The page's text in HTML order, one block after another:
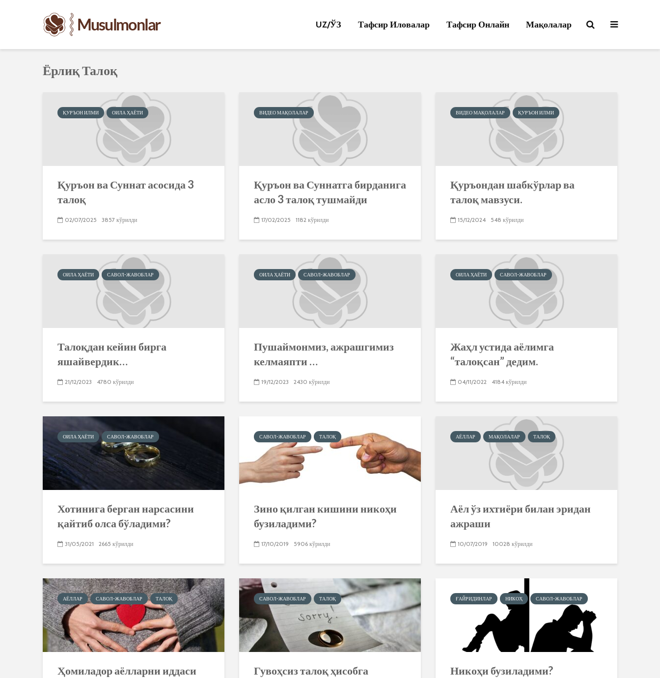
UZ/ЎЗ Тафсир Иловалар Тафсир Онлайн Мақолалар
Ёрлиқ Талоқ
ҚУРЪОН ИЛМИ ОИЛА ҲАЁТИ
Қуръон ва Суннат асосида 3
талоқ
02/07/2025 3857 кўрилди
ВИДЕО МАҚОЛАЛАР
Қуръон ва Суннатга бирданига
асло 3 талоқ тушмайди
17/02/2025 1182 кўрилди
ВИДЕО МАҚОЛАЛАР ҚУРЪОН ИЛМИ
Қуръондан шабкўрлар ва
талоқ мавзуси.
15/12/2024 548 кўрилди
ОИЛА ҲАЁТИ САВОЛ-ЖАВОБЛАР
Талоқдан кейин бирга
яшайвердик…
21/12/2023 4780 кўрилди
ОИЛА ҲАЁТИ САВОЛ-ЖАВОБЛАР
Пушаймонмиз, ажрашгимиз
келмаяпти …
19/12/2023 2430 кўрилди
ОИЛА ҲАЁТИ САВОЛ-ЖАВОБЛАР
Жаҳл устида аёлимга
“талоқсан” дедим.
04/11/2022 4184 кўрилди
ОИЛА ҲАЁТИ САВОЛ-ЖАВОБЛАР
Хотинига берган нарсасини
қайтиб олса бўладими?
31/05/2021 2665 кўрилди
САВОЛ-ЖАВОБЛАР ТАЛОҚ
Зино қилган кишини никоҳи
бузиладими?
17/10/2019 5906 кўрилди
АЁЛЛАР МАҚОЛАЛАР ТАЛОҚ
Аёл ўз ихтиёри билан эридан
ажраши
10/07/2019 10028 кўрилди
АЁЛЛАР САВОЛ-ЖАВОБЛАР ТАЛОҚ
Ҳомиладор аёлларни иддаси
САВОЛ-ЖАВОБЛАР ТАЛОҚ
Гувоҳсиз талоқ ҳисобга
ҒАЙРИДИНЛАР НИКОҲ САВОЛ-ЖАВОБЛАР
Никоҳи бузиладими?